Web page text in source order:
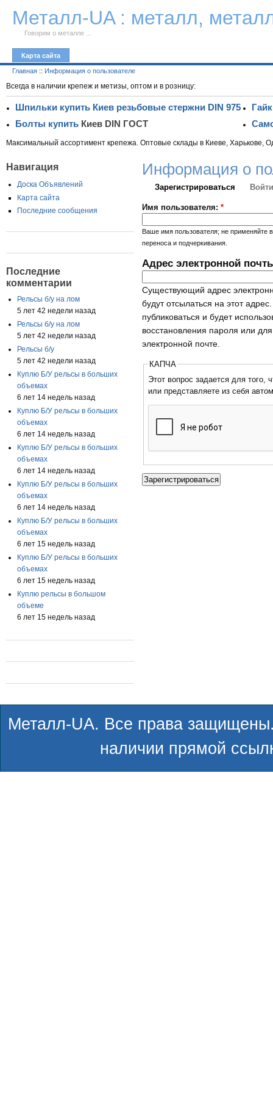
Металл-UA : металл,
Говорим о металле ...
Карта сайта
Главная :: Информация о пользователе
Всегда в наличии крепеж и метизы, оптом и в розницу:
Шпильки купить Киев резьбовые стержни DIN 975
Болты купитьКиев DIN ГОСТ
Максимальный ассортимент крепежа. Оптовые склады в Киеве, Харькове,
Навигация
Доска Объявлений
Карта сайта
Последние сообщения
Последние
комментарии
Рельсы б/у на лом
5 лет 42 недели назад
Рельсы б/у на лом
5 лет 42 недели назад
Рельсы б/у
5 лет 42 недели назад
Куплю Б/У рельсы в больших
объемах
6 лет 14 недель назад
Куплю Б/У рельсы в больших
объемах
6 лет 14 недель назад
Куплю Б/У рельсы в больших
объемах
6 лет 14 недель назад
Куплю Б/У рельсы в больших
объемах
6 лет 14 недель назад
Куплю Б/У рельсы в больших
объемах
6 лет 15 недель назад
Куплю Б/У рельсы в больших
объемах
6 лет 15 недель назад
Куплю рельсы в большом
объеме
6 лет 15 недель назад
Информация о
Зарегистрироваться
Имя пользователя: *
Ваше имя пользователя; не применяйте
переноса и подчеркивания.
Адрес электронной
Существующий адрес
будут отсылаться на этот
публиковаться и будет
восстановления пароля или
электронной почте.
КАПЧА
Этот вопрос задается для того,
или представляете из себя
Металл-UA. Все права
наличии прямой